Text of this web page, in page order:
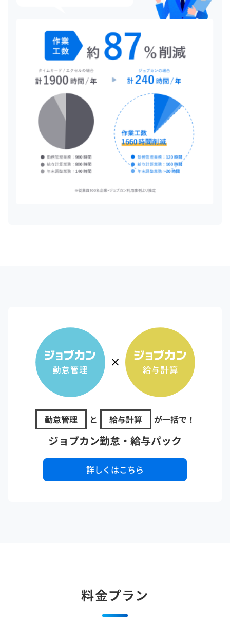
勤怠管理 と 給与計算 が一括で！
ジョブカン勤怠・給与パック
詳しくはこちら
料金プラン